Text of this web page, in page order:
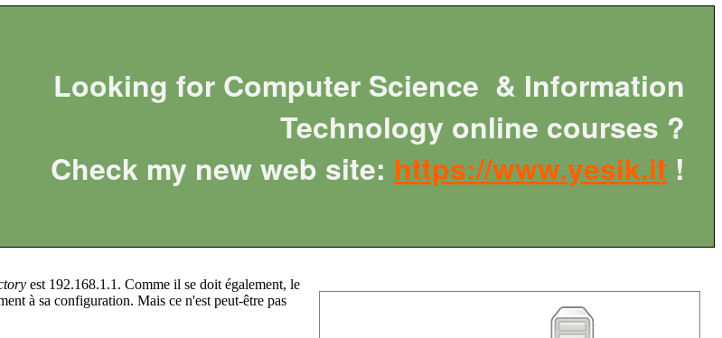
Looking for Computer Science & Information
Technology online courses ?
Check my new web site: https://www.yesik.it !
est 192.168.1.1. Comme il se doit également, le
à sa configuration. Mais ce n'est peut-être pas